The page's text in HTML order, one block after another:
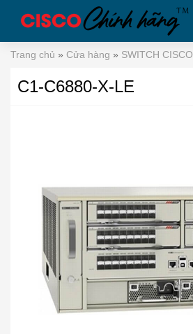
Trang chủ » Cửa hàng » SWITCH CISCO
C1-C6880-X-LE